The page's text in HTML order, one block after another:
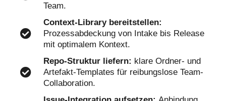
Team.
Context-Library bereitstellen:
Prozessabdeckung von Intake bis Release
mit optimalem Kontext.
Repo-Struktur liefern: klare Ordner- und
Artefakt-Templates für reibungslose Team-
Collaboration.